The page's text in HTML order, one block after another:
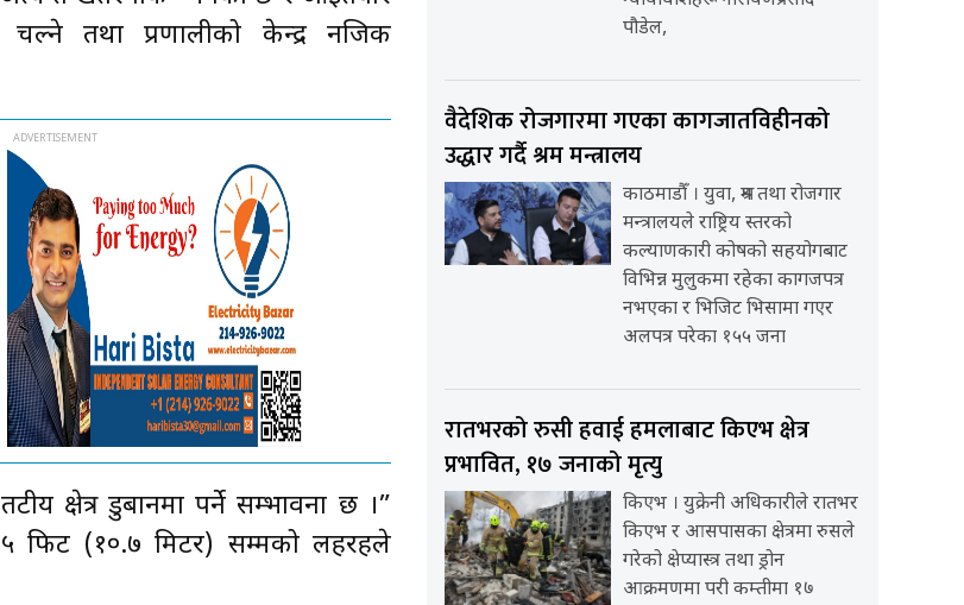
चल्ने तथा प्रणालीको केन्द्र नजिक
क्षेत्र डुबानमा पर्ने सम्भावना छ ।”
फिट (१०.७ मिटर) सम्मको लहरहरूले
पौडेल,
वैदेशिक रोजगारमा गएका कागजातविहीनको
उद्धार गर्दै श्रम मन्त्रालय
काठमाडौँ । युवा, श्रम तथा रोजगार
मन्त्रालयले राष्ट्रिय स्तरको
कल्याणकारी कोषको सहयोगबाट
विभिन्न मुलुकमा रहेका कागजपत्र
नभएका र भिजिट भिसामा गएर
अलपत्र परेका १५५ जना
रातभरको रुसी हवाई हमलाबाट किएभ क्षेत्र
प्रभावित, १७ जनाको मृत्यु
किएभ । युक्रेनी अधिकारीले रातभर
किएभ र आसपासका क्षेत्रमा रुसले
गरेको क्षेप्यास्त्र तथा ड्रोन
आक्रमणमा परी कम्तीमा १७